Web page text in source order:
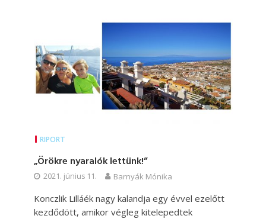
RIPORT
„Örökre nyaralók lettünk!”
2021. június 11. Barnyák Mónika
Konczlik Lilláék nagy kalandja egy évvel ezelőtt
kezdődött, amikor végleg kitelepedtek